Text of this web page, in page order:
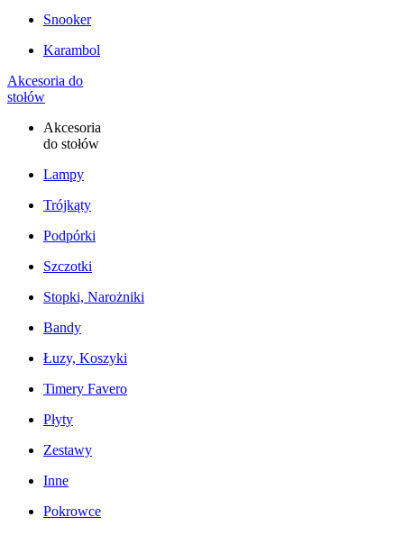
Snooker
Karambol
Akcesoria do
stołów
Akcesoria
do stołów
Lampy
Trójkąty
Podpórki
Szczotki
Stopki, Narożniki
Bandy
Łuzy, Koszyki
Timery Favero
Płyty
Zestawy
Inne
Pokrowce